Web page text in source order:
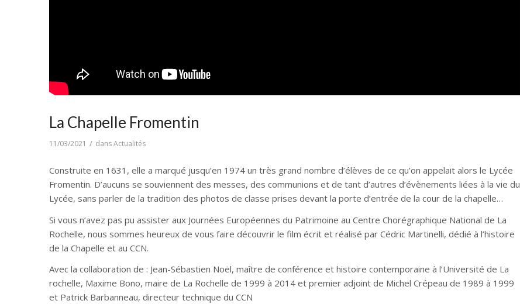
La Chapelle Fromentin
11/03/2021 / dansActualités
Construite en 1631, elle a marqué jusqu’en 1974 un très grand nombre d’élèves de ce qu’on appelait alors le Lycée
Fromentin. D’aucuns se souviennent des messes, des communions et de tant d’autres d’évènements liées à la vie du
Lycée, sans parler de la tradition des photos de classe prises devant la porte d’entrée de la cour de la chapelle…
Si vous n’avez pas pu assister aux Journées Européennes du Patrimoine au Centre Chorégraphique National de La
Rochelle, nous sommes heureux de vous faire découvrir le film écrit et réalisé par Cédric Martinelli, dédié à l’histoire
de la Chapelle et au CCN.
Avec la collaboration de : Jean-Sébastien Noël, maître de conférence et histoire contemporaine à l’Université de La
rochelle, Maxime Bono, maire de La Rochelle de 1999 à 2014 et premier adjoint de Michel Crépeau de 1989 à 1999
et Patrick Barbanneau, directeur technique du CCN